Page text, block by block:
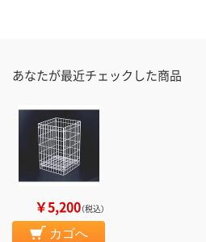
あなたが最近チェックした商品
￥5,200（税込）
カゴへ